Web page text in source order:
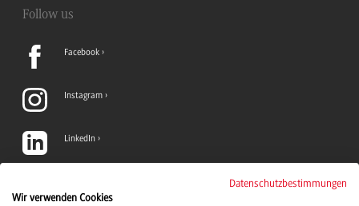
Follow us
Facebook
Instagram
LinkedIn
Datenschutzbestimmungen
Wir verwenden Cookies